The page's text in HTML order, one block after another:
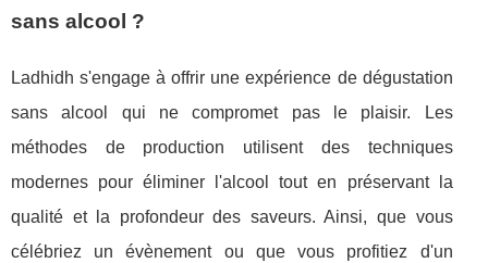
sans alcool ?
Ladhidh s'engage à offrir une expérience de dégustation
sans alcool qui ne compromet pas le plaisir. Les
méthodes de production utilisent des techniques
modernes pour éliminer l'alcool tout en préservant la
qualité et la profondeur des saveurs. Ainsi, que vous
célébriez un évènement ou que vous profitiez d'un